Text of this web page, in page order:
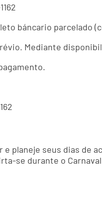
báncario parcelado
Mediante
e planeje seus dias
se durante o